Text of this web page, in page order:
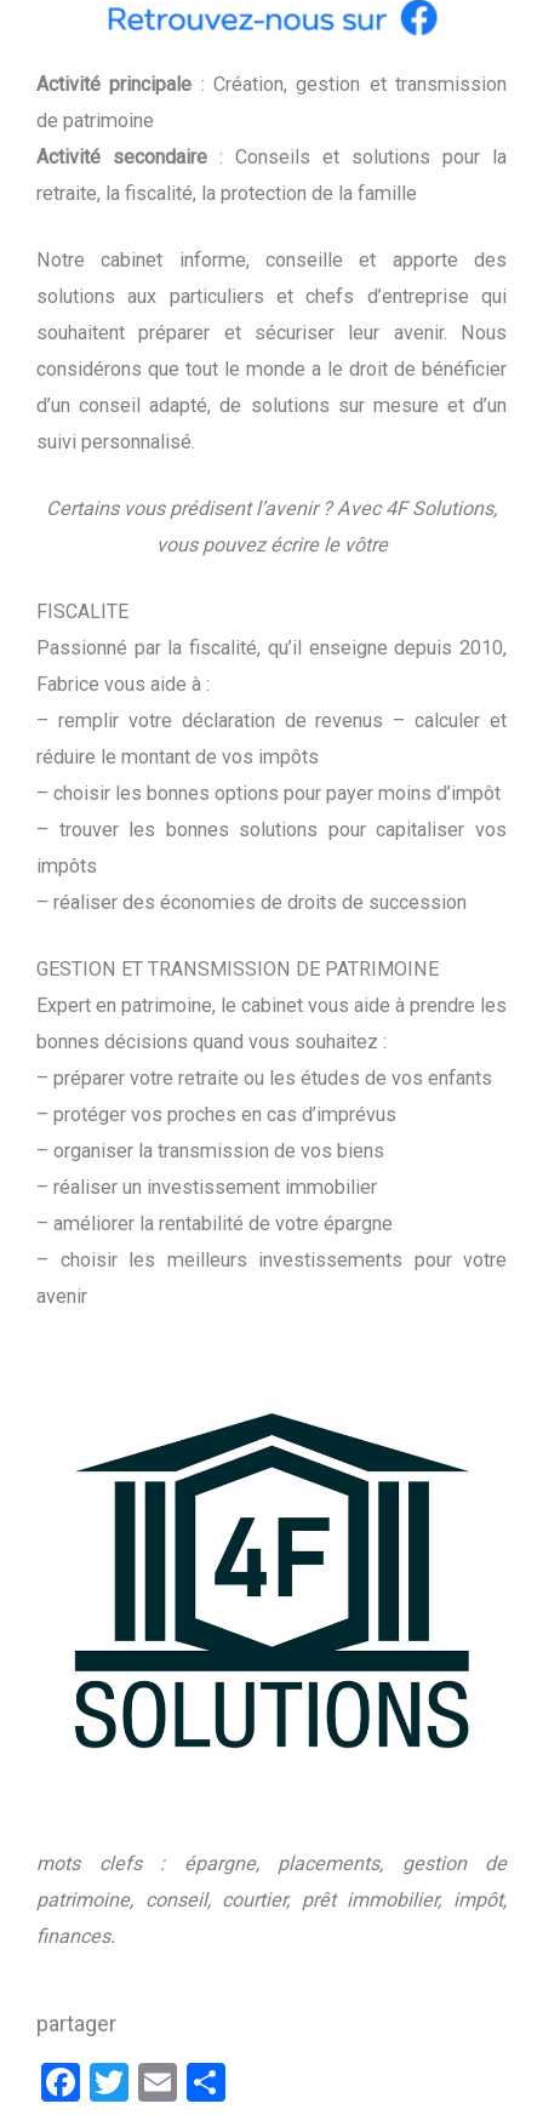
Activité principale : Création, gestion et transmission
de patrimoine
Activité secondaire : Conseils et solutions pour la
retraite, la fiscalité, la protection de la famille
Notre cabinet informe, conseille et apporte des
solutions aux particuliers et chefs d’entreprise qui
souhaitent préparer et sécuriser leur avenir. Nous
considérons que tout le monde a le droit de bénéficier
d’un conseil adapté, de solutions sur mesure et d’un
suivi personnalisé.
Certains vous prédisent l’avenir ? Avec 4F Solutions,
vous pouvez écrire le vôtre
FISCALITE
Passionné par la fiscalité, qu’il enseigne depuis 2010,
Fabrice vous aide à :
– remplir votre déclaration de revenus – calculer et
réduire le montant de vos impôts
– choisir les bonnes options pour payer moins d’impôt
– trouver les bonnes solutions pour capitaliser vos
impôts
– réaliser des économies de droits de succession
GESTION ET TRANSMISSION DE PATRIMOINE
Expert en patrimoine, le cabinet vous aide à prendre les
bonnes décisions quand vous souhaitez :
– préparer votre retraite ou les études de vos enfants
– protéger vos proches en cas d’imprévus
– organiser la transmission de vos biens
– réaliser un investissement immobilier
– améliorer la rentabilité de votre épargne
– choisir les meilleurs investissements pour votre
avenir
mots clefs : épargne, placements, gestion de
patrimoine, conseil, courtier, prêt immobilier, impôt,
finances.
partager
Facebook
Twitter
Email